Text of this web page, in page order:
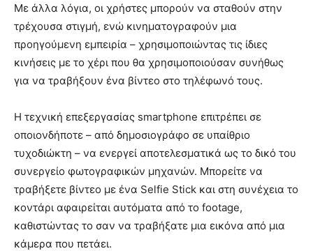
Με άλλα λόγια, οι χρήστες μπορούν να σταθούν στην
τρέχουσα στιγμή, ενώ κινηματογραφούν μια
προηγούμενη εμπειρία – χρησιμοποιώντας τις ίδιες
κινήσεις με το χέρι που θα χρησιμοποιούσαν συνήθως
για να τραβήξουν ένα βίντεο στο τηλέφωνό τους.
Η τεχνική επεξεργασίας smartphone επιτρέπει σε
οποιονδήποτε – από δημοσιογράφο σε υπαίθριο
τυχοδιώκτη – να ενεργεί αποτελεσματικά ως το δικό του
συνεργείο φωτογραφικών μηχανών. Μπορείτε να
τραβήξετε βίντεο με ένα Selfie Stick και στη συνέχεια το
κοντάρι αφαιρείται αυτόματα από το footage,
καθιστώντας το σαν να τραβήξατε μια εικόνα από μια
κάμερα που πετάει.